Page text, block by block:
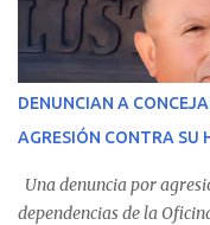
En el detalle regional, se
identificó a cuatro
operaciones. Asimismo,
corresponde a un
detectaron
precisa que la mayor
Talca, donde...
DENUNCIAN A
AGRESIÓN CONTRA SU
Una denuncia por
dependencias de la